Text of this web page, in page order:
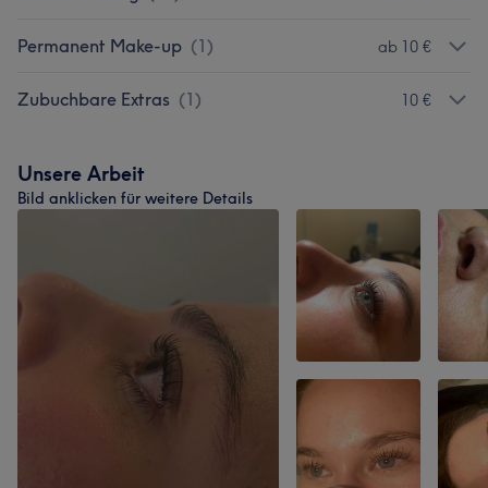
Permanent Make-up (1) ab 10 €
Zubuchbare Extras (1) 10 €
Unsere Arbeit
Bild anklicken für weitere Details